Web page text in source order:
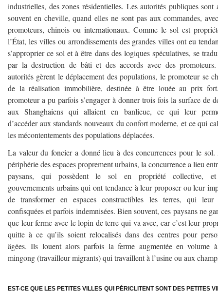
industrielles, des zones résidentielles. Les autorités publiques sont
souvent en cheville, quand elles ne sont pas aux commandes,
promoteurs, chinois ou internationaux. Comme le sol est
l’État, les villes ou arrondissements des grandes villes ont eu
s’approprier ce sol et à être dans des logiques spéculatives, se
par la destruction de bâti et des accords avec des
autorités gèrent le déplacement des populations, le promoteur se
de la réalisation immobilière, destinée à être louée au prix
promoteur a pu parfois s’engager à donner trois fois la surface de
aux Shanghaiens qui allaient en banlieue, ce qui leur
d’accéder aux standards nouveaux du confort moderne, et ce qui
les mécontentements des populations déplacées.
La valeur du foncier a donné lieu à des concurrences pour le
périphérie des espaces proprement urbains, la concurrence a lieu
paysans, qui possèdent le sol en propriété collective,
gouvernements urbains qui ont tendance à leur proposer ou leur
de transformer en espaces constructibles les terres, qui leur
confisquées et parfois indemnisées. Bien souvent, ces paysans ne
que leur ferme avec le lopin de terre qui va avec, car c’est leur
quitte à ce qu’ils soient relocalisés dans des centres pour
âgées. Ils louent alors parfois la ferme augmentée en volume
mingong (travailleur migrants) qui travaillent à l’usine ou aux
EST-CE QUE LES PETITES VILLES QUI PÉRICLITENT SONT DES PETITES